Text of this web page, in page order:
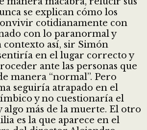
se explican cómo los
cotidianamente con
con lo paranormal y
contexto así, sir Simón
en el lugar correcto y
ante las personas que
manera “normal”. Pero
seguiría atrapado en el
y no cuestionaría el
algo más de la muerte. El otro
es la que aparece en el